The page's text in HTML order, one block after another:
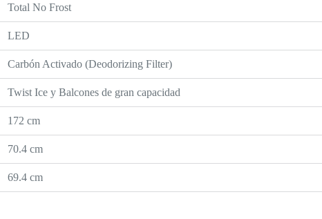
Total No Frost
LED
Carbón Activado (Deodorizing Filter)
Twist Ice y Balcones de gran capacidad
172 cm
70.4 cm
69.4 cm